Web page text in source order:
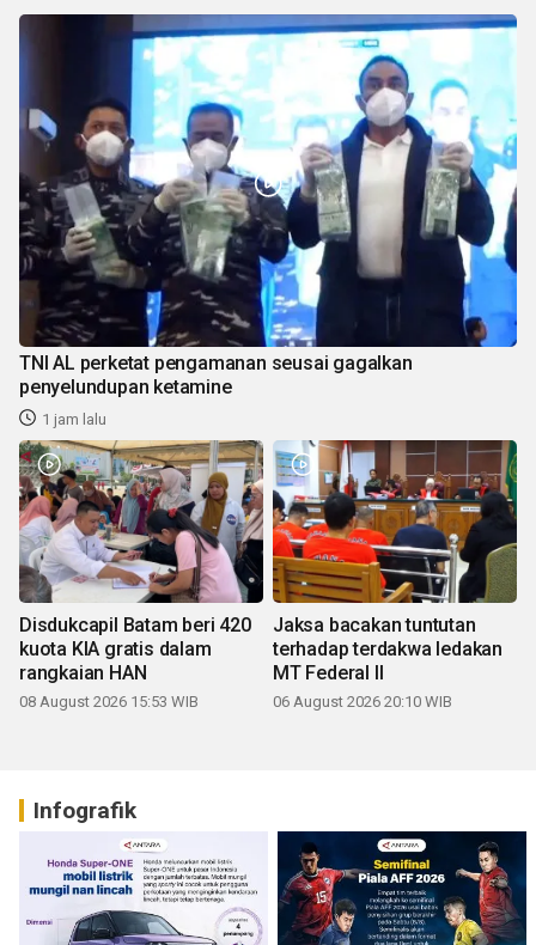
TNI AL perketat pengamanan seusai gagalkan
penyelundupan ketamine
1 jam lalu
Disdukcapil Batam beri 420
kuota KIA gratis dalam
rangkaian HAN
08 August 2026 15:53 WIB
Jaksa bacakan tuntutan
terhadap terdakwa ledakan
MT Federal II
06 August 2026 20:10 WIB
Infografik